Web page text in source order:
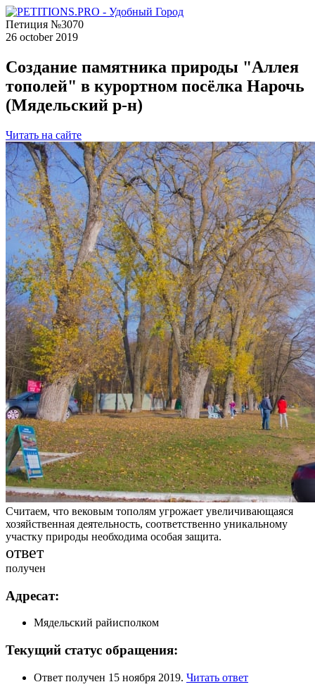
Петиция №3070
26 october 2019
Создание памятника природы "Аллея
тополей" в курортном посёлка Нарочь
(Мядельский р-н)
Читать на сайте
Считаем, что вековым тополям угрожает увеличивающаяся
хозяйственная деятельность, соответственно уникальному
участку природы необходима особая защита.
ответ
получен
Адресат:
Мядельский райисполком
Текущий статус обращения:
Ответ получен 15 ноября 2019. Читать ответ